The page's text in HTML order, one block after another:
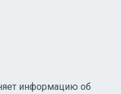
информацию об